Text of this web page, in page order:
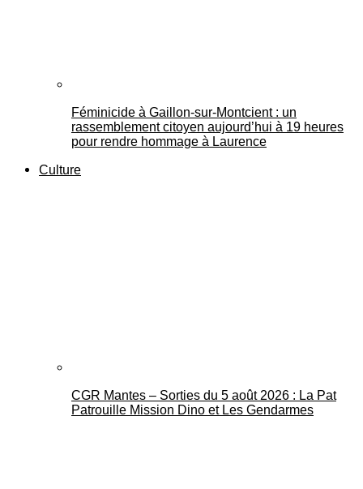
Féminicide à Gaillon‑sur‑Montcient : un
rassemblement citoyen aujourd’hui à 19 heures
pour rendre hommage à Laurence
Culture
CGR Mantes – Sorties du 5 août 2026 : La Pat
Patrouille Mission Dino et Les Gendarmes